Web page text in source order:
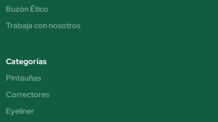
Buzón Ético
Trabaja con nosotros
Categorías
Pintauñas
Correctores
Eyeliner